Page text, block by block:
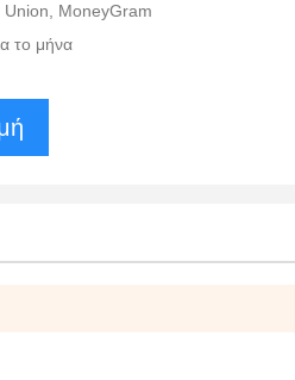
MoneyGram
το μήνα